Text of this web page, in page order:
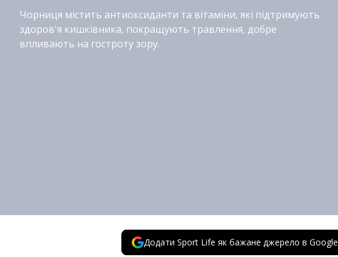
Чорниця містить антиоксиданти та вітаміни, які підтримують
здоров'я кишківника, покращують травлення, добре
впливають на гостроту зору.
Додати Sport Life як бажане джерело в Google